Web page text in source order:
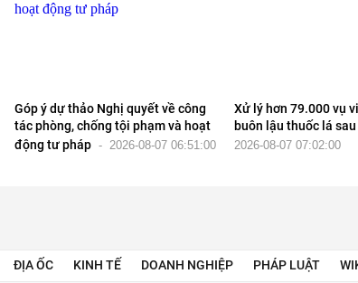
Góp ý dự thảo Nghị quyết về công
tác phòng, chống tội phạm và hoạt
động tư pháp - 2026-08-07 06:51:00
Xử lý hơn 79.000 vụ
buôn lậu thuốc lá
2026-08-07 07:02:00
ĐỊA ỐC KINH TẾ DOANH NGHIỆP PHÁP LUẬT